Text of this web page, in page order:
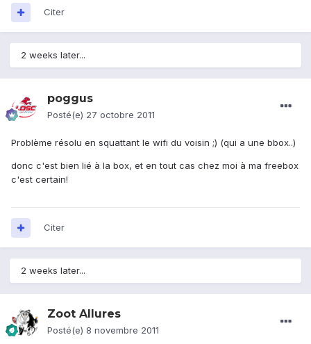
Citer
2 weeks later...
poggus
Posté(e) 27 octobre 2011
Problème résolu en squattant le wifi du voisin ;) (qui a une bbox..)
donc c'est bien lié à la box, et en tout cas chez moi à ma freebox
c'est certain!
Citer
2 weeks later...
Zoot Allures
Posté(e) 8 novembre 2011